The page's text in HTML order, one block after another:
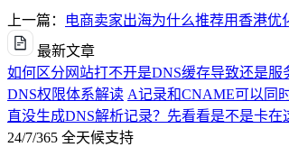
上一篇： 电商卖家出海为什么推荐用香港优
最新文章
如何区分网站打不开是DNS缓存导致还是服
DNS权限体系解读 A记录和CNAME可以同
直没生成DNS解析记录？先看看是不是卡在
24/7/365 全天候支持